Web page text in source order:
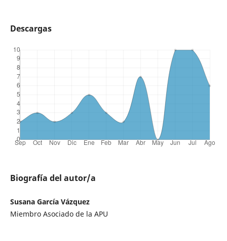
Descargas
Biografía del autor/a
Susana García Vázquez
Miembro Asociado de la APU